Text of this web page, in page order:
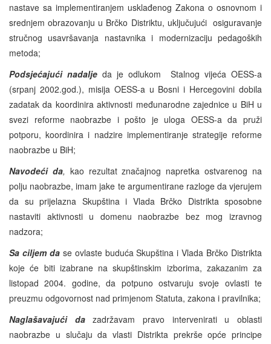
nastave sa implementiranjem usklađenog Zakona o osnovnom i
srednjem obrazovanju u Brčko Distriktu, uključujući osiguravanje
stručnog usavršavanja nastavnika i modernizaciju pedagoških
metoda;
Podsjećajući nadalje da je odlukom Stalnog vijeća OESS-a
(srpanj 2002.god.), misija OESS-a u Bosni i Hercegovini dobila
zadatak da koordinira aktivnosti međunarodne zajednice u BiH u
svezi reforme naobrazbe i pošto je uloga OESS-a da pruži
potporu, koordinira i nadzire implementiranje strategije reforme
naobrazbe u BiH;
Navodeći da, kao rezultat značajnog napretka ostvarenog na
polju naobrazbe, imam jake te argumentirane razloge da vjerujem
da su prijelazna Skupština i Vlada Brčko Distrikta sposobne
nastaviti aktivnosti u domenu naobrazbe bez mog izravnog
nadzora;
Sa ciljem dase ovlaste buduća Skupština i Vlada Brčko Distrikta
koje će biti izabrane na skupštinskim izborima, zakazanim za
listopad 2004. godine, da potpuno ostvaruju svoje ovlasti te
preuzmu odgovornost nad primjenom Statuta, zakona i pravilnika;
Naglašavajući dazadržavam pravo intervenirati u oblasti
naobrazbe u slučaju da vlasti Distrikta prekrše opće principe